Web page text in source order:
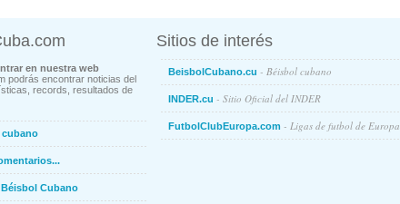
en nuestra web
podrás encontrar noticias del
records, resultados de
Cubano
Sitios de interés
BeisbolCubano.cu - Béisbol cubano
INDER.cu - Sitio Oficial del INDER
FutbolClubEuropa.com - Ligas de futbol de Europa